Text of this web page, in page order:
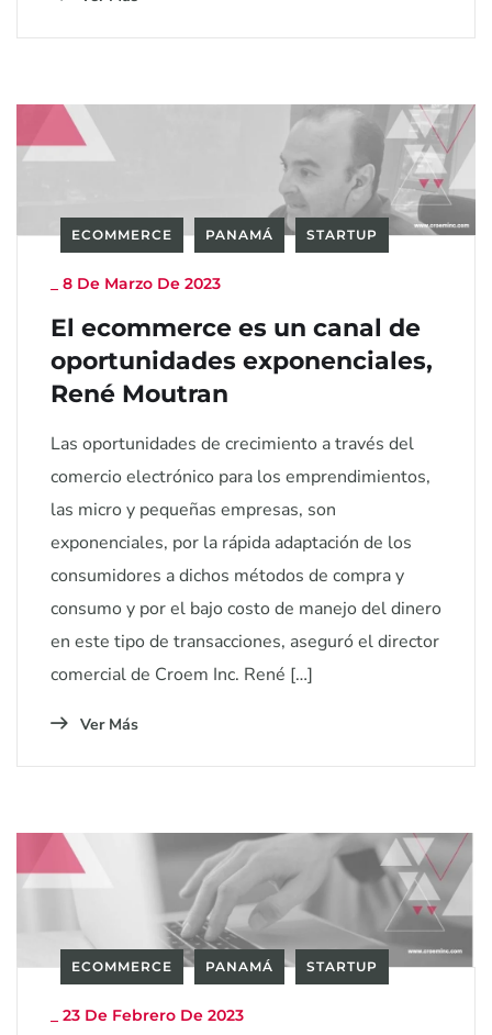
ECOMMERCE PANAMÁ STARTUP
8 De Marzo De 2023
El ecommerce es un canal de
oportunidades exponenciales,
René Moutran
Las oportunidades de crecimiento a través del
comercio electrónico para los emprendimientos,
las micro y pequeñas empresas, son
exponenciales, por la rápida adaptación de los
consumidores a dichos métodos de compra y
consumo y por el bajo costo de manejo del dinero
en este tipo de transacciones, aseguró el director
comercial de Croem Inc. René […]
Ver Más
ECOMMERCE PANAMÁ STARTUP
23 De Febrero De 2023